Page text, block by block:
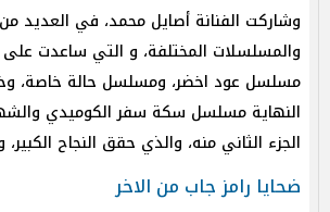
وشاركت الفنانة أصايل محمد، في العديد من
والمسلسلات المختلفة، و التي ساعدت
مسلسل عود اخضر، ومسلسل حالة خاصة،
النهاية مسلسل سكة سفر الكوميدي
الجزء الثاني منه، والذي حقق النجاح
ضحايا رامز جاب من الاخر